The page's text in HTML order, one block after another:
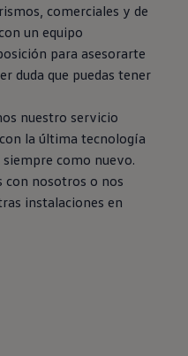
comerciales y de
un equipo
para asesorarte
duda que puedas tener
nuestro servicio
la última tecnología
como nuevo.
con nosotros o nos
instalaciones en